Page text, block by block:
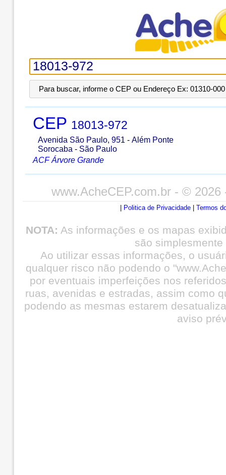
Para buscar, informe o CEP ou Endereço Ex: 01310-
CEP 18013-972
Avenida São Paulo, 951 - Além Ponte
Sorocaba - São Paulo
ACF Árvore Grande
www.AcheCEP.com.br- © 2026
Politica de Privacidade Termos
NOTA: As informações e os mapas
são
Ao utilizar essas informações, o
qualquer risco não podendo o
por eventuais imperfeições nos
ruas, avenidas e estradas, assim como
podendo as mesmas estarem
aviso